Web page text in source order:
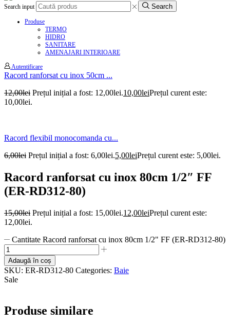
Search input Search
Produse
TERMO
HIDRO
SANITARE
AMENAJARI INTERIOARE
Autentificare
Racord ranforsat cu inox 50cm ...
12,00lei Prețul inițial a fost: 12,00lei.10,00leiPrețul curent este:
10,00lei.
Racord flexibil monocomanda cu...
6,00lei Prețul inițial a fost: 6,00lei.5,00leiPrețul curent este: 5,00lei.
Racord ranforsat cu inox 80cm 1/2″ FF
(ER-RD312-80)
15,00lei Prețul inițial a fost: 15,00lei.12,00leiPrețul curent este:
12,00lei.
Cantitate Racord ranforsat cu inox 80cm 1/2" FF (ER-RD312-80)
Adaugă în coș
SKU: ER-RD312-80 Categories: Baie
Sale
Produse similare